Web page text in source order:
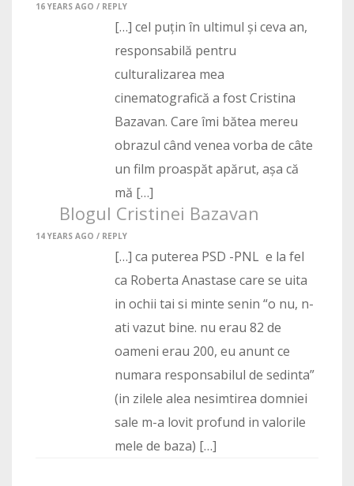
16 YEARS AGO / REPLY
[…] cel puțin în ultimul și ceva an,
responsabilă pentru
culturalizarea mea
cinematografică a fost Cristina
Bazavan. Care îmi bătea mereu
obrazul când venea vorba de câte
un film proaspăt apărut, așa că
mă […]
Blogul Cristinei Bazavan
14 YEARS AGO / REPLY
[…] ca puterea PSD -PNL e la fel
ca Roberta Anastase care se uita
in ochii tai si minte senin “o nu, n-
ati vazut bine. nu erau 82 de
oameni erau 200, eu anunt ce
numara responsabilul de sedinta”
(in zilele alea nesimtirea domniei
sale m-a lovit profund in valorile
mele de baza) […]